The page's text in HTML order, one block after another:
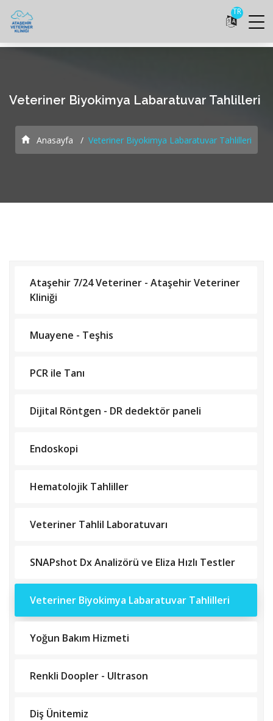
TR
Veteriner Biyokimya Labaratuvar Tahlilleri
Anasayfa Veteriner Biyokimya Labaratuvar Tahlilleri
Ataşehir 7/24 Veteriner - Ataşehir Veteriner
Kliniği
Muayene - Teşhis
PCR ile Tanı
Dijital Röntgen - DR dedektör paneli
Endoskopi
Hematolojik Tahliller
Veteriner Tahlil Laboratuvarı
SNAPshot Dx Analizörü ve Eliza Hızlı Testler
Veteriner Biyokimya Labaratuvar Tahlilleri
Yoğun Bakım Hizmeti
Renkli Doopler - Ultrason
Diş Ünitemiz